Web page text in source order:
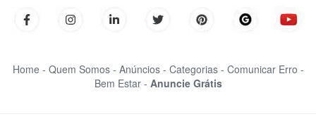
Home - Quem Somos - Anúncios - Categorias - Comunicar Erro -
Bem Estar - Anuncie Grátis